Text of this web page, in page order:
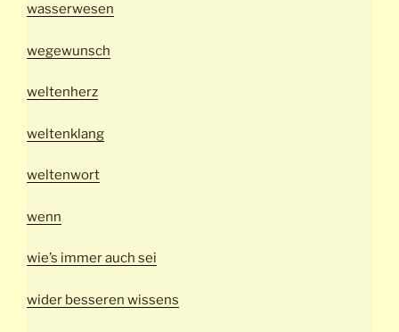
wasserwesen
wegewunsch
weltenherz
weltenklang
weltenwort
wenn
wie’s immer auch sei
wider besseren wissens